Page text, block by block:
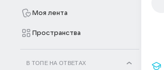
Моя лента
Пространства
В ТОПЕ НА ОТВЕТАХ